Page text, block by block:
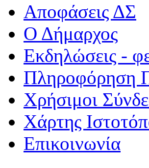
Αποφάσεις ΔΣ
Ο Δήμαρχος
Εκδηλώσεις -
Πληροφόρηση
Χρήσιμοι
Χάρτης
Επικοινωνία